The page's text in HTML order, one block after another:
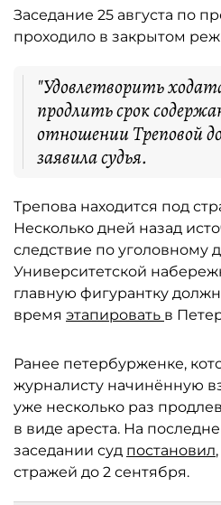
Заседание 25 августа по
проходило в закрытом
"Удовлетворить
продлить срок
отношении Треповой
заявила судья.
Трепова находится под
Несколько дней назад
следствие по уголовному
Университетской
главную фигурантку
время этапировать в
Ранее петербурженке,
журналисту начинённую
уже несколько раз
в виде ареста. На
заседании суд постановил
стражей до 2 сентября.